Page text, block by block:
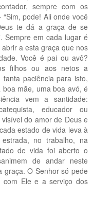
sempre com os
pode! Ali onde você
te dá a graça de se
Sempre em cada lugar é
a esta graça que nos
Você é pai ou avô?
filhos ou aos netos a
paciência para isto,
mãe, uma boa avó, é
vem a santidade:
educador ou
do amor de Deus e
estado de vida leva à
no trabalho, na
de vida foi aberto o
de andar neste
graça. O Senhor só pede
com Ele e a serviço dos